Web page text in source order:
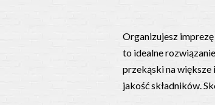
Organizujesz
to idealne
przekąski na większe
jakość składników.